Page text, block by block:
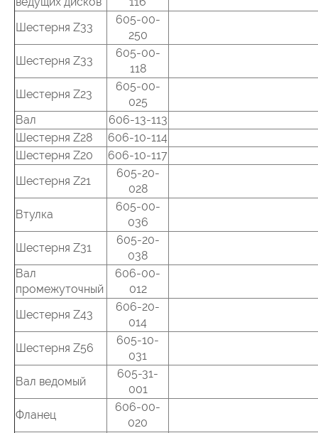
Шестерня Z33
605-00-
250
Шестерня Z33
605-00-
118
Шестерня Z23
605-00-
025
Вал
606-13-113
Шестерня Z28
606-10-114
Шестерня Z20
606-10-117
Шестерня Z21
605-20-
028
Втулка
605-00-
036
Шестерня Z31
605-20-
038
Вал
промежуточный
606-00-
012
Шестерня Z43
606-20-
014
Шестерня Z56
605-10-
031
Вал ведомый
605-31-
001
Фланец
606-00-
020